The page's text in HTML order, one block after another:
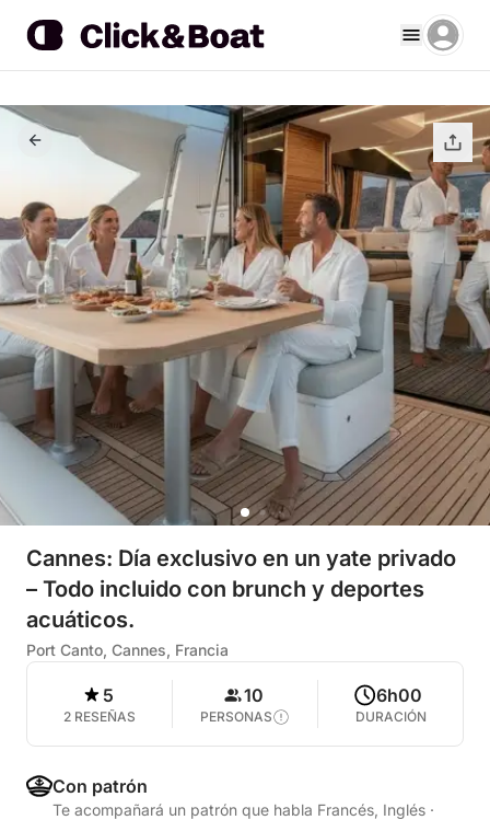
Cannes: Día exclusivo en un yate privado
– Todo incluido con brunch y deportes
acuáticos.
Port Canto, Cannes, Francia
5
2 RESEÑAS
10
PERSONAS
6h00
DURACIÓN
Con patrón
Te acompañará un patrón que habla Francés, Inglés ·